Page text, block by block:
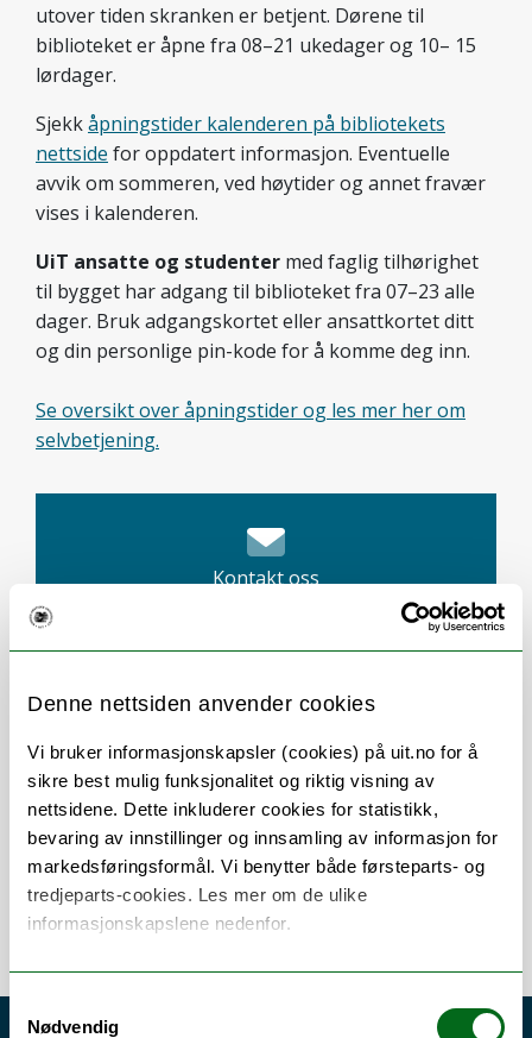
Denne nettsiden anvender cookies
Vi bruker informasjonskapsler (cookies) på uit.no for å
sikre best mulig funksjonalitet og riktig visning av
nettsidene. Dette inkluderer cookies for statistikk,
bevaring av innstillinger og innsamling av informasjon for
markedsføringsformål. Vi benytter både førsteparts- og
tredjeparts-cookies. Les mer om de ulike
informasjonskapslene nedenfor.
Samtykkevalg
Nødvendig
utover tiden skranken er betjent. Dørene til
biblioteket er åpne fra 08–21 ukedager og 10– 15
lørdager.
Sjekkåpningstider kalenderen på bibliotekets
nettside for oppdatert informasjon. Eventuelle
avvik om sommeren, ved høytider og annet fravær
vises i kalenderen.
UiT ansatte og studenter med faglig tilhørighet
til bygget har adgang til biblioteket fra 07–23 alle
dager. Bruk adgangskortet eller ansattkortet ditt
og din personlige pin-kode for å komme deg inn.
Se oversikt over åpningstider og les mer her om
selvbetjening.
Kontakt oss
TOPdesk: Brukerstøtte
Ansatte (Søk)